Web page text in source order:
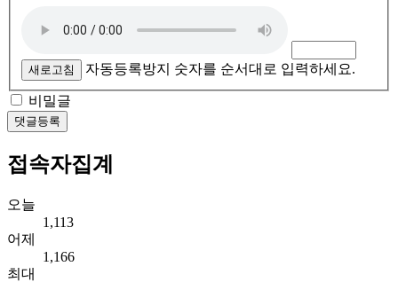
새로고침 자동등록방지 숫자를 순서대로 입력하세요.
비밀글
댓글등록
접속자집계
오늘
1,113
어제
1,166
최대